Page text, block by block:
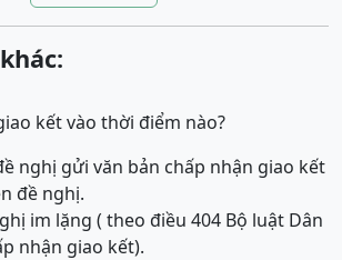
kết vào thời điểm nào?
nghị gửi văn bản chấp nhận giao kết
đề nghị.
im lặng ( theo điều 404 Bộ luật Dân
nhận giao kết).